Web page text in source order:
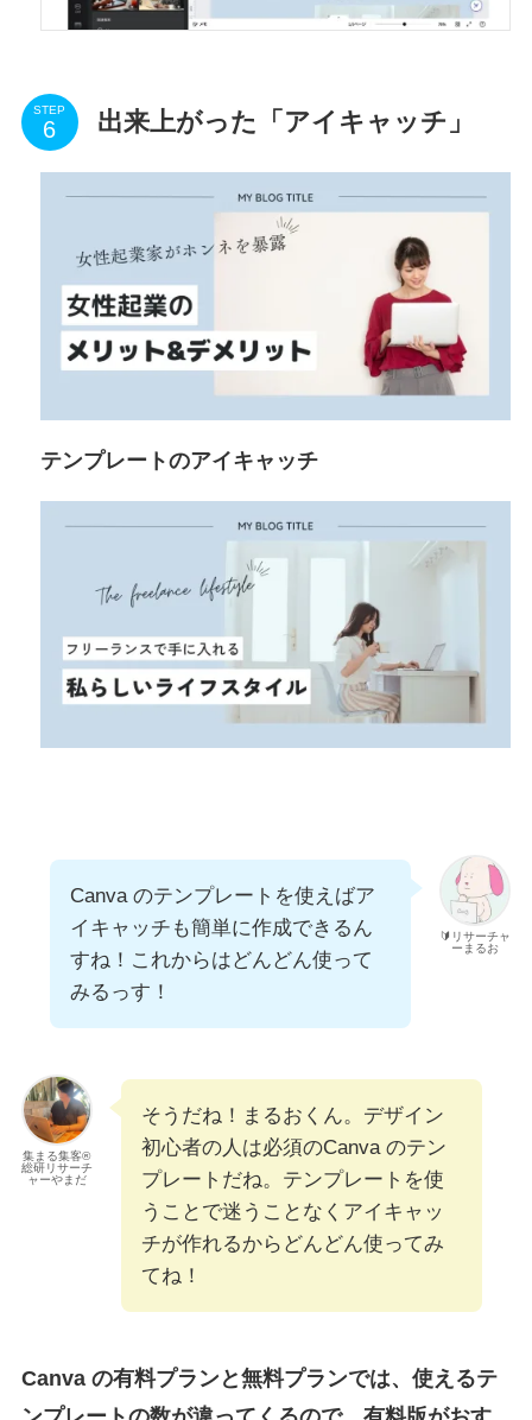
STEP 出来上がった「アイキャッチ」
テンプレートのアイキャッチ
🔰リサーチャ
ーまるお
Canva のテンプレートを使えばア
イキャッチも簡単に作成できるん
すね！これからはどんどん使って
みるっす！
集まる集客®
総研リサーチ
ャーやまだ
そうだね！まるおくん。デザイン
初心者の人は必須のCanva のテン
プレートだね。テンプレートを使
うことで迷うことなくアイキャッ
チが作れるからどんどん使ってみ
てね！
Canva の有料プランと無料プランでは、使えるテ